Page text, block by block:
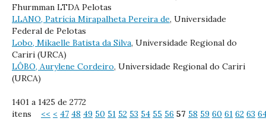
Fhurmman LTDA Pelotas
LLANO, Patrícia Mirapalheta Pereira de, Universidade
Federal de Pelotas
Lobo, Mikaelle Batista da Silva, Universidade Regional do
Cariri (URCA)
LÔBO, Aurylene Cordeiro, Universidade Regional do Cariri
(URCA)
1401 a 1425 de 2772
itens << < 47 48 49 50 51 52 53 54 55 56 57 58 59 60 61 62 63